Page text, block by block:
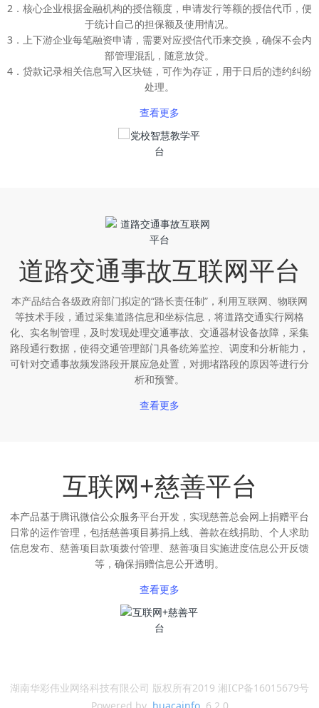
2．核心企业根据金融机构的授信额度，申请发行等额的授信代币，便
于统计自己的担保额及使用情况。
3．上下游企业每笔融资申请，需要对应授信代币来交换，确保不会内
部管理混乱，随意放贷。
4．贷款记录相关信息写入区块链，可作为存证，用于日后的违约纠纷
处理。
查看更多
道路交通事故互联网平台
本产品结合各级政府部门拟定的“路长责任制”，利用互联网、物联网
等技术手段，通过采集道路信息和坐标信息，将道路交通实行网格
化、实名制管理，及时发现处理交通事故、交通器材设备故障，采集
路段通行数据，使得交通管理部门具备统筹监控、调度和分析能力，
可针对交通事故频发路段开展应急处置，对拥堵路段的原因等进行分
析和预警。
查看更多
互联网+慈善平台
本产品基于腾讯微信公众服务平台开发，实现慈善总会网上捐赠平台
日常的运作管理，包括慈善项目募捐上线、善款在线捐助、个人求助
信息发布、慈善项目款项拨付管理、慈善项目实施进度信息公开反馈
等，确保捐赠信息公开透明。
查看更多
湖南华彩伟业网络科技有限公司 版权所有2019 湘ICP备16015679号